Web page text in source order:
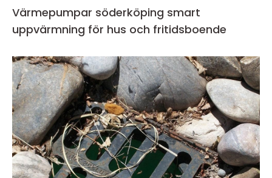
Värmepumpar söderköping smart
uppvärmning för hus och fritidsboende